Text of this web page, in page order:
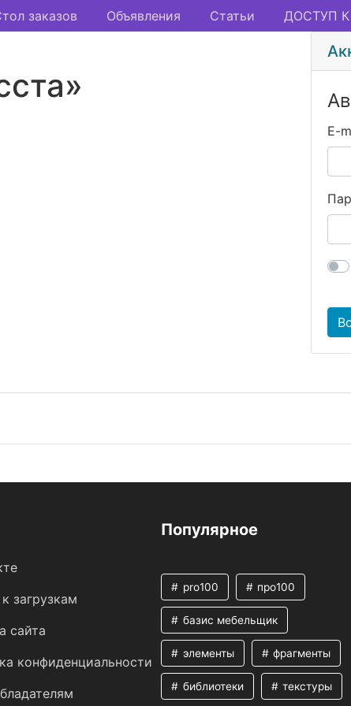
заказов Объявления Статьи ДОСТУП
E-
загрузкам
сайта
конфиденциальности
Популярное
pro100 про100
базис мебельщик
элементы фрагменты
библиотеки текстуры